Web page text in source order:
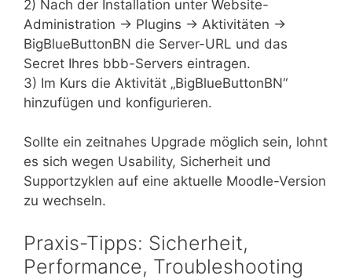
2) Nach der Installation unter Website-
Administration → Plugins → Aktivitäten →
BigBlueButtonBN die Server-URL und das
Secret Ihres bbb-Servers eintragen.
3) Im Kurs die Aktivität „BigBlueButtonBN“
hinzufügen und konfigurieren.
Sollte ein zeitnahes Upgrade möglich sein, lohnt
es sich wegen Usability, Sicherheit und
Supportzyklen auf eine aktuelle Moodle-Version
zu wechseln.
Praxis-Tipps: Sicherheit,
Performance, Troubleshooting